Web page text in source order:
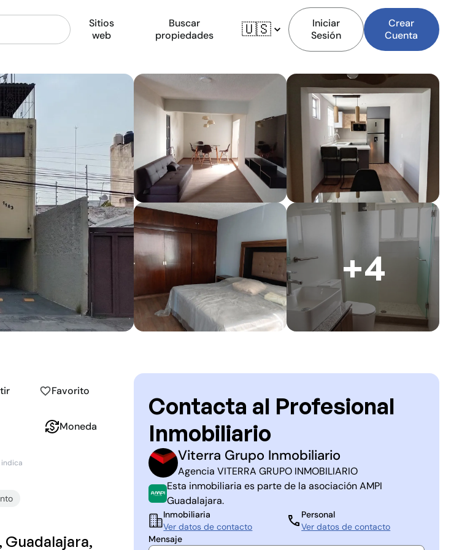
Sitios
web
Buscar
propiedades
🇺🇸
Iniciar
Sesión
Crear
Cuenta
+4
Favorito
Moneda
Guadalajara,
Contacta al Profesional
Inmobiliario
VG Viterra Grupo Inmobiliario
AgenciaVITERRA GRUPO INMOBILIARIO
Esta inmobiliaria es parte de la asociaciónAMPI
Guadalajara.
Inmobiliaria
Ver datos de contacto
Personal
Ver datos de contacto
Mensaje